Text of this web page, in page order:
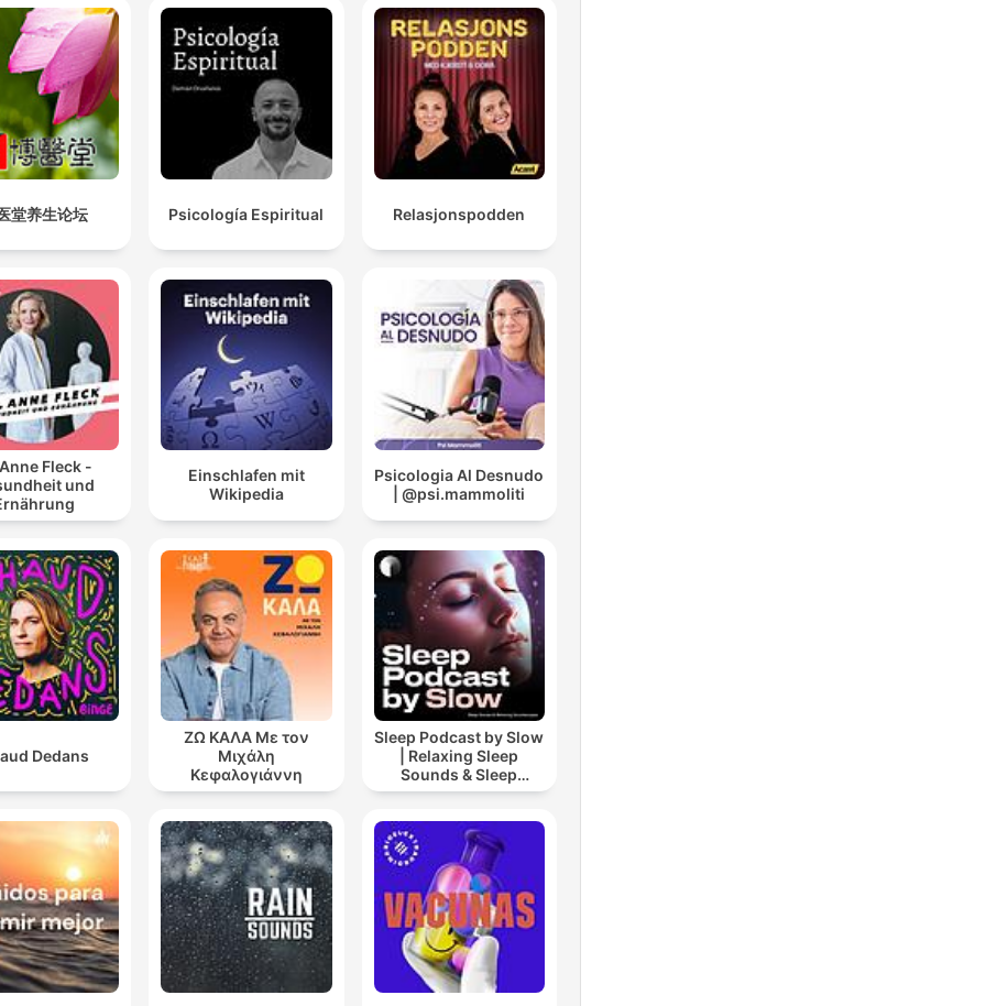
堂养生论坛 Psicología Espiritual Relasjonspodden
Fleck -
und
Einschlafen mit
Wikipedia
Psicologia Al Desnudo
| @psi.mammoliti
Dedans
ΖΩ ΚΑΛΑ Με τον
Μιχάλη
Κεφαλογιάννη
Sleep Podcast by Slow
| Relaxing Sleep
Sounds & Sleep
Stories | Nature Sound